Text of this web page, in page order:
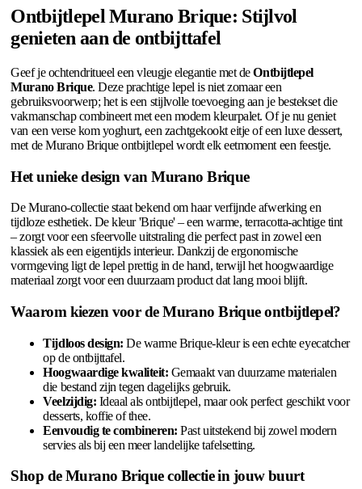
Ontbijtlepel Murano Brique: Stijlvol
genieten aan de ontbijttafel
Geef je ochtendritueel een vleugje elegantie met deOntbijtlepel
Murano Brique. Deze prachtige lepel is niet zomaar een
gebruiksvoorwerp; het is een stijlvolle toevoeging aan je bestekset die
vakmanschap combineert met een modern kleurpalet. Of je nu geniet
van een verse kom yoghurt, een zachtgekookt eitje of een luxe dessert,
met de Murano Brique ontbijtlepel wordt elk eetmoment een feestje.
Het unieke design van Murano Brique
De Murano-collectie staat bekend om haar verfijnde afwerking en
tijdloze esthetiek. De kleur 'Brique' – een warme, terracotta-achtige tint
– zorgt voor een sfeervolle uitstraling die perfect past in zowel een
klassiek als een eigentijds interieur. Dankzij de ergonomische
vormgeving ligt de lepel prettig in de hand, terwijl het hoogwaardige
materiaal zorgt voor een duurzaam product dat lang mooi blijft.
Waarom kiezen voor de Murano Brique ontbijtlepel?
Tijdloos design: De warme Brique-kleur is een echte eyecatcher
op de ontbijttafel.
Hoogwaardige kwaliteit: Gemaakt van duurzame materialen
die bestand zijn tegen dagelijks gebruik.
Veelzijdig: Ideaal als ontbijtlepel, maar ook perfect geschikt voor
desserts, koffie of thee.
Eenvoudig te combineren: Past uitstekend bij zowel modern
servies als bij een meer landelijke tafelsetting.
Shop de Murano Brique collectie in jouw buurt